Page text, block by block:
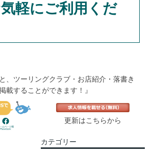
軽にご利用くだ
、ツーリングクラブ・お店紹介・落書き
載することができます！』
更新はこちらから
カテゴリー